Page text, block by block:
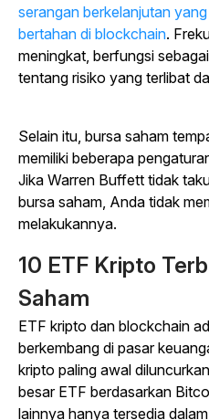
serangan berkelanjutan
bertahan di blockchain.
meningkat, berfungsi
tentang risiko yang terlibat
Selain itu, bursa saham
memiliki beberapa
Jika Warren Buffett tidak
bursa saham, Anda tidak
melakukannya.
10 ETF Kripto
Saham
ETF kripto dan blockchain
berkembang di pasar
kripto paling awal
besar ETF berdasarkan
lainnya hanya tersedia